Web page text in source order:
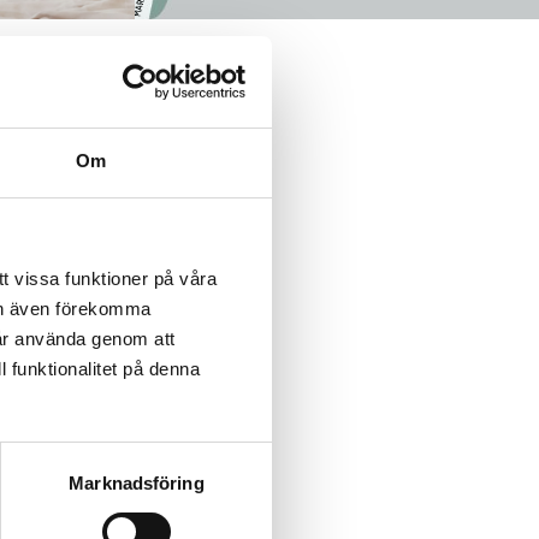
Om
vissa funktioner på våra
även förekomma
använda genom att
funktionalitet på denna
Marknadsföring